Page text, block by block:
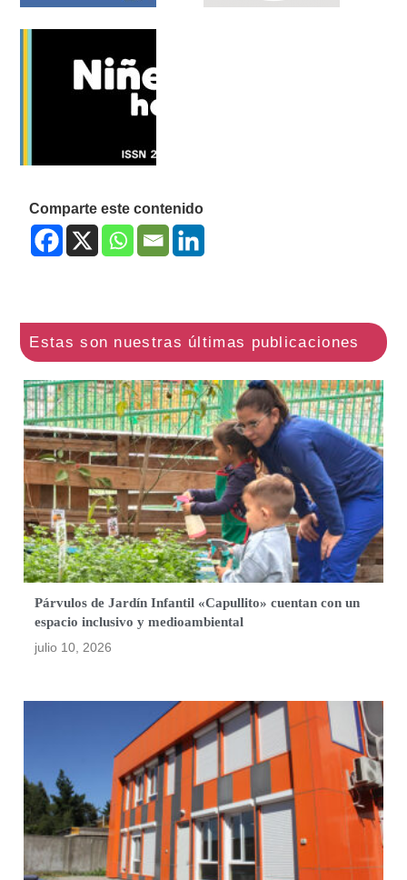
Comparte este contenido
Párvulos de Jardín Infantil «Capullito» cuentan con un
espacio inclusivo y medioambiental
julio 10, 2026